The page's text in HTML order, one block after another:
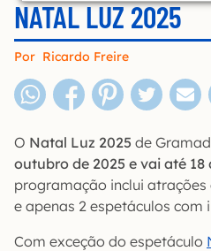
NATAL LUZ 2025
Por Ricardo Freire
O Natal Luz 2025 de
outubro de 2025 e vai até 18
programação inclui
e apenas 2 espetáculos com
Com exceção do espetáculo